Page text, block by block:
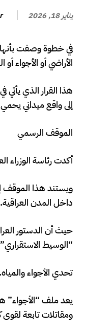
يناير 18, 2026
في خطوة وصفت
الأراضي أو الأجواء
هذا القرار الذي
إلى واقع ميداني
الموقف الرسمي
أكدت رئاسة الوزراء
ويستند هذا الموقف
داخل المدن العراقية.
حيث أن الدستور
“الوسيط
تحدي الأجواء
يعد ملف “الأجواء”
ومقاتلات تابعة